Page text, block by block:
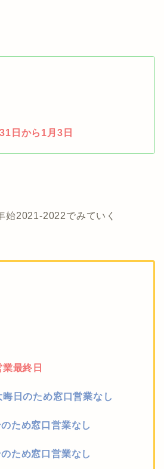
日から1月3日
始2021-2022でみていく
業最終日
晦日のため窓口営業なし
ため窓口営業なし
ため窓口営業なし